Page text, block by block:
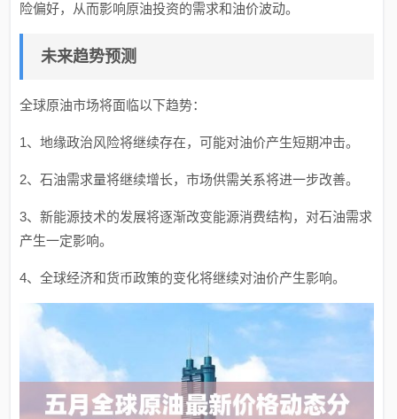
险偏好，从而影响原油投资的需求和油价波动。
未来趋势预测
全球原油市场将面临以下趋势：
1、地缘政治风险将继续存在，可能对油价产生短期冲击。
2、石油需求量将继续增长，市场供需关系将进一步改善。
3、新能源技术的发展将逐渐改变能源消费结构，对石油需求
产生一定影响。
4、全球经济和货币政策的变化将继续对油价产生影响。